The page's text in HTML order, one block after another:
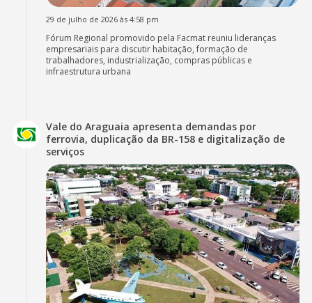
29 de julho de 2026 às 4:58 pm
Fórum Regional promovido pela Facmat reuniu lideranças
empresariais para discutir habitação, formação de
trabalhadores, industrialização, compras públicas e
infraestrutura urbana
Vale do Araguaia apresenta demandas por
ferrovia, duplicação da BR-158 e digitalização de
serviços